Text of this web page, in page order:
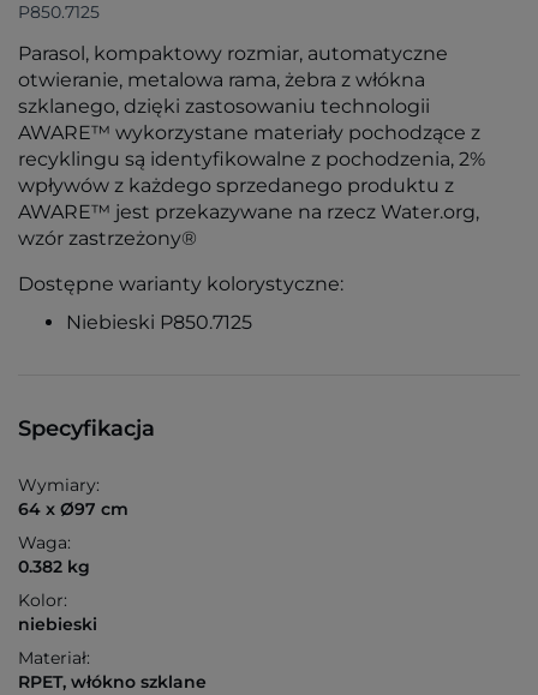
P850.7125
Parasol, kompaktowy rozmiar, automatyczne
otwieranie, metalowa rama, żebra z włókna
szklanego, dzięki zastosowaniu technologii
AWARE™ wykorzystane materiały pochodzące z
recyklingu są identyfikowalne z pochodzenia, 2%
wpływów z każdego sprzedanego produktu z
AWARE™ jest przekazywane na rzecz Water.org,
wzór zastrzeżony®
Dostępne warianty kolorystyczne:
Niebieski P850.7125
Specyfikacja
Wymiary:
64 x Ø97 cm
Waga:
0.382 kg
Kolor:
niebieski
Materiał:
RPET, włókno szklane